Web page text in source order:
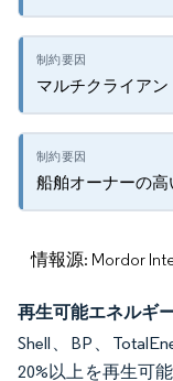
マルチクライア
船舶オーナーの高
情報源: Mordor
再生可能エネルギ
Shell、BP、
20%以上を再生可